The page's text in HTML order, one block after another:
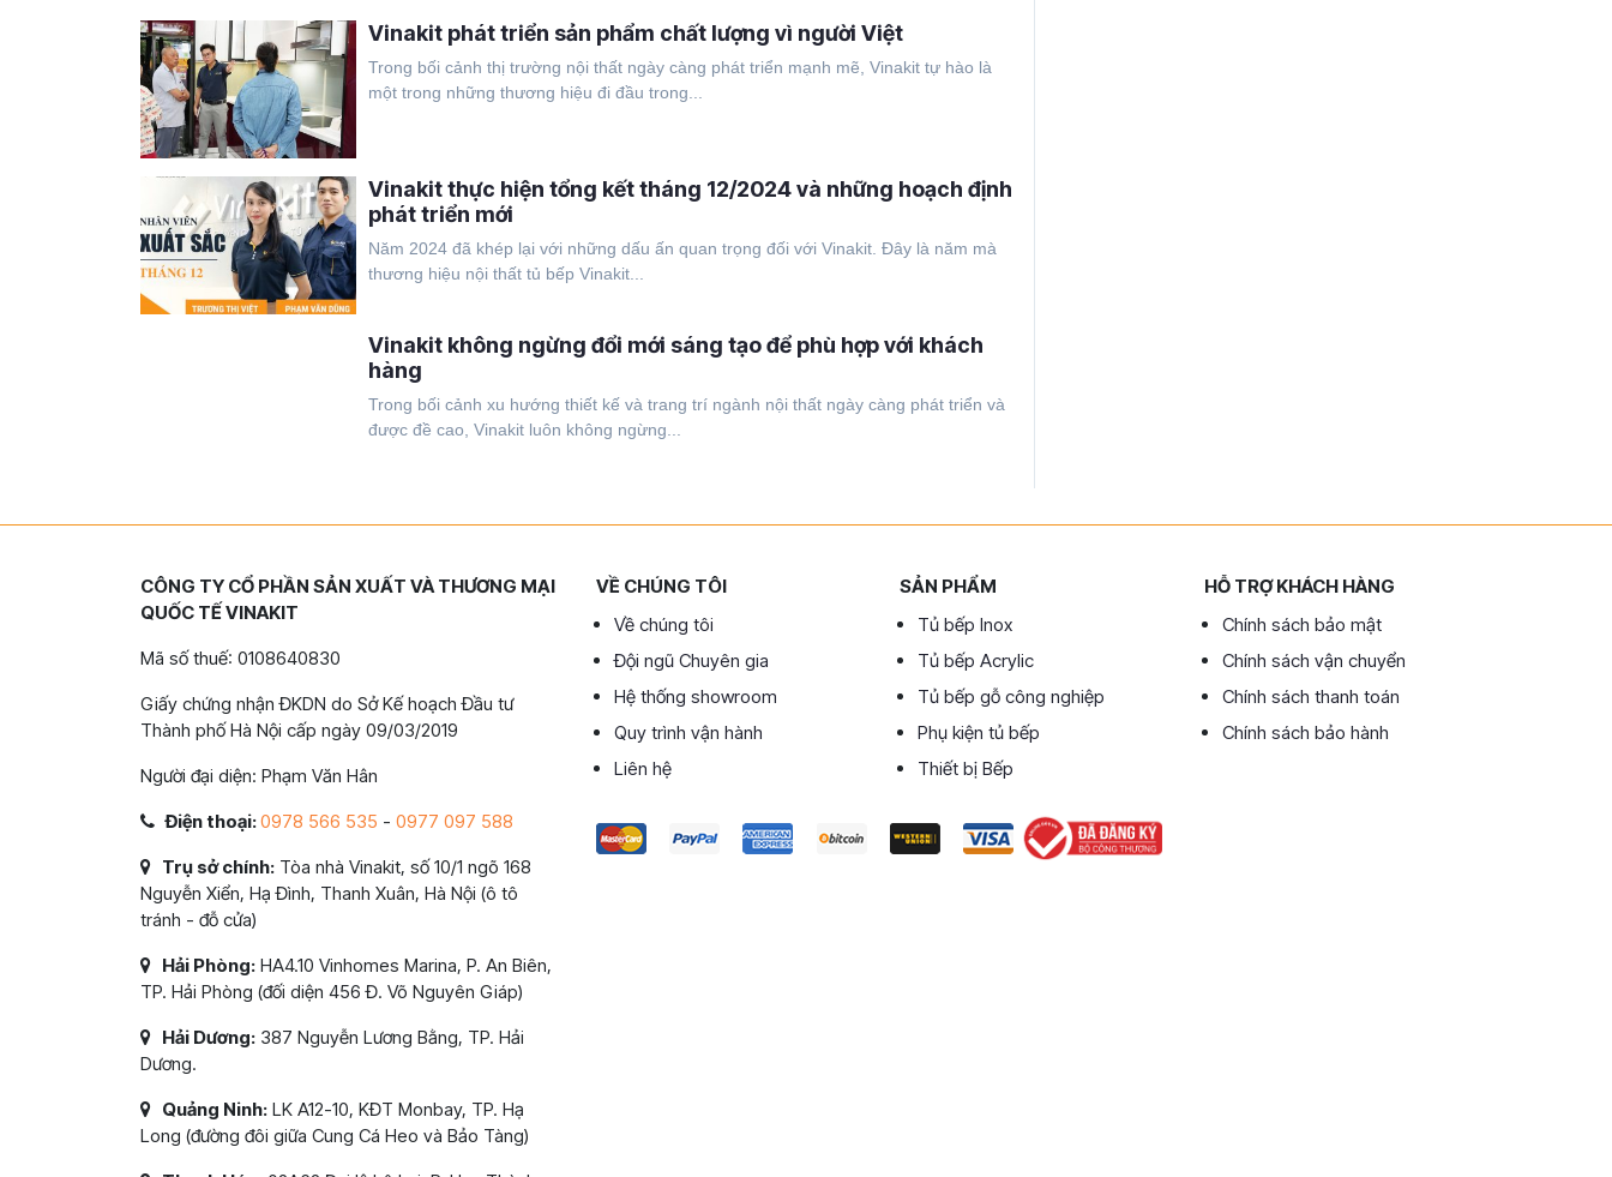
Vinakit phát triển sản phẩm chất lượng vì người Việt
Trong bối cảnh thị trường nội thất ngày càng phát triển mạnh mẽ, Vinakit tự hào là
một trong những thương hiệu đi đầu trong...
Vinakit thực hiện tổng kết tháng 12/2024 và những hoạch định
phát triển mới
Năm 2024 đã khép lại với những dấu ấn quan trọng đối với Vinakit. Đây là năm mà
thương hiệu nội thất tủ bếp Vinakit...
Vinakit không ngừng đổi mới sáng tạo để phù hợp với khách
hàng
Trong bối cảnh xu hướng thiết kế và trang trí ngành nội thất ngày càng phát triển và
được đề cao, Vinakit luôn không ngừng...
CÔNG TY CỔ PHẦN SẢN XUẤT VÀ THƯƠNG MẠI
QUỐC TẾ VINAKIT
Mã số thuế: 0108640830
Giấy chứng nhận ĐKDN do Sở Kế hoạch Đầu tư
Thành phố Hà Nội cấp ngày 09/03/2019
Người đại diện: Phạm Văn Hân
Điện thoại:0978 566 535 - 0977 097 588
Trụ sở chính: Tòa nhà Vinakit, số 10/1 ngõ 168
Nguyễn Xiển, Hạ Đình, Thanh Xuân, Hà Nội (ô tô
tránh - đỗ cửa)
Hải Phòng: HA4.10 Vinhomes Marina, P. An Biên,
TP. Hải Phòng (đối diện 456 Đ. Võ Nguyên Giáp)
Hải Dương: 387 Nguyễn Lương Bằng, TP. Hải
Dương.
Quảng Ninh: LK A12-10, KĐT Monbay, TP. Hạ
Long (đường đôi giữa Cung Cá Heo và Bảo Tàng)
VỀ CHÚNG TÔI
Về chúng tôi
Đội ngũ Chuyên gia
Hệ thống showroom
Quy trình vận hành
Liên hệ
SẢN PHẨM
Tủ bếp Inox
Tủ bếp Acrylic
Tủ bếp gỗ công nghiệp
Phụ kiện tủ bếp
Thiết bị Bếp
HỖ TRỢ KHÁCH HÀNG
Chính sách bảo mật
Chính sách vận chuyển
Chính sách thanh toán
Chính sách bảo hành